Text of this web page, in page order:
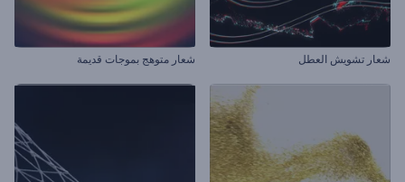
شعار تشويش العطل شعار متوهج بموجات قديمة